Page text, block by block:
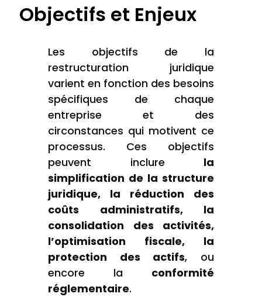
Objectifs et Enjeux
Les objectifs de la
restructuration juridique
varient en fonction des besoins
spécifiques de chaque
entreprise et des
circonstances qui motivent ce
processus. Ces objectifs
peuvent inclure la
simplification de la structure
juridique, la réduction des
coûts administratifs, la
consolidation des activités,
l’optimisation fiscale, la
protection des actifs, ou
encore la conformité
réglementaire.